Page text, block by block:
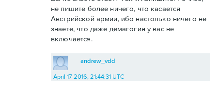
не пишите более ничего, что касается
Австрийской армии, ибо настолько ничего не
знаете, что даже демагогия у вас не
включается.
andrew_vdd
April 17 2016, 21:44:31 UTC